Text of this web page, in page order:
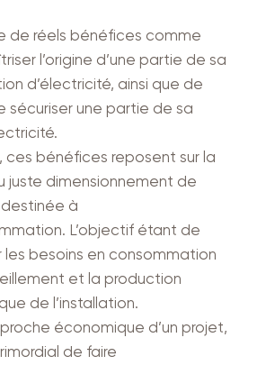
de réels bénéfices comme
l’origine d’une partie de sa
d’électricité, ainsi que de
sécuriser une partie de sa
bénéfices reposent sur la
juste dimensionnement de
destinée à
L’objectif étant de
les besoins en consommation
et la production
de l’installation.
économique d’un projet,
de faire